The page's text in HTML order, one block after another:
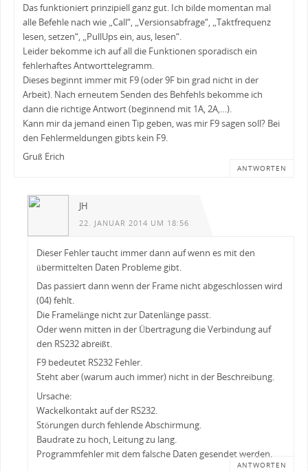
Das funktioniert prinzipiell ganz gut. Ich bilde momentan mal
alle Befehle nach wie „Call“, „Versionsabfrage“, „Taktfrequenz
lesen, setzen“, „PullUps ein, aus, lesen“.
Leider bekomme ich auf all die Funktionen sporadisch ein
fehlerhaftes Antworttelegramm.
Dieses beginnt immer mit F9 (oder 9F bin grad nicht in der
Arbeit). Nach erneutem Senden des Behfehls bekomme ich
dann die richtige Antwort (beginnend mit 1A, 2A,…).
Kann mir da jemand einen Tip geben, was mir F9 sagen soll? Bei
den Fehlermeldungen gibts kein F9.
Gruß Erich
ANTWORTEN
JH
22. JANUAR 2014 UM 18:56
Dieser Fehler taucht immer dann auf wenn es mit den
übermittelten Daten Probleme gibt.
Das passiert dann wenn der Frame nicht abgeschlossen wird
(04) fehlt.
Die Framelänge nicht zur Datenlänge passt.
Oder wenn mitten in der Übertragung die Verbindung auf
den RS232 abreißt.
F9 bedeutet RS232 Fehler.
Steht aber (warum auch immer) nicht in der Beschreibung.
Ursache:
Wackelkontakt auf der RS232.
Störungen durch fehlende Abschirmung.
Baudrate zu hoch, Leitung zu lang.
Programmfehler mit dem falsche Daten gesendet werden.
ANTWORTEN